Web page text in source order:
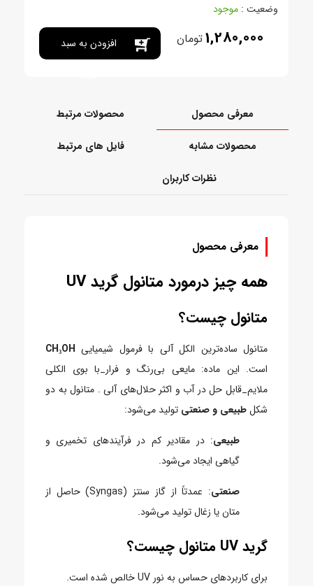
وضعیت : موجود
1,280,000تومان افزودن به سبد
معرفی محصول محصولات مرتبط
محصولات مشابه فایل های مرتبط
نظرات کاربران
معرفی محصول
همه چیز درمورد متانول گرید UV
متانول چیست؟
متانول ساده‌ترین الکل آلی با فرمول شیمیایی CH₃OH
است. این ماده:مایعی بی‌رنگ و فرار_با بوی الکلی
ملایم_قابل حل در آب و اکثر حلال‌های آلی . متانول به دو
شکلطبیعی و صنعتی تولید می‌شود:
طبیعی: در مقادیر کم در فرآیندهای تخمیری و
گیاهی ایجاد می‌شود.
صنعتی
: عمدتاً از گاز سنتز (Syngas) حاصل از
متان یا زغال تولید می‌شود.
گرید UV متانول چیست؟
برای کاربردهای حساس به نور UV خالص شده است.